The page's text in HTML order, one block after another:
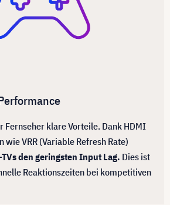
Fernseher klare Vorteile. Dank HDMI
wie VRR (Variable Refresh Rate)
den geringsten Input Lag. Dies ist
Reaktionszeiten bei kompetitiven